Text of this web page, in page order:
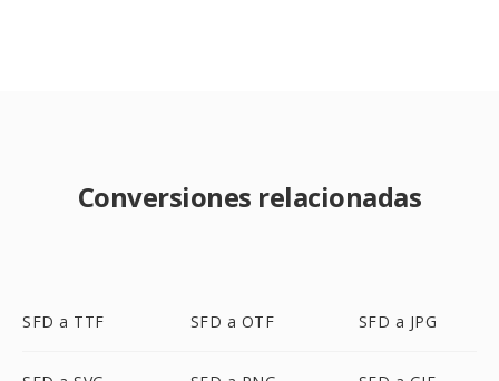
Conversiones relacionadas
SFD a TTF SFD a OTF SFD a JPG